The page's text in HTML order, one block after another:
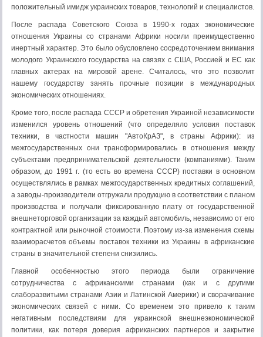
положительный имидж украинских товаров, технологий и специалистов.
После распада Советского Союза в 1990-х годах экономические
отношения Украины со странами Африки носили преимущественно
инертный характер. Это было обусловлено сосредоточением внимания
молодого Украинского государства на связях с США, Россией и ЕС как
главных актерах на мировой арене. Считалось, что это позволит
нашему государству занять прочные позиции в международных
экономических отношениях.
Кроме того, после распада СССР и обретения Украиной независимости
изменился уровень отношений (что определяло условия поставок
техники, в частности машин "АвтоКрАЗ", в страны Африки): из
межгосударственных они трансформировались в отношения между
субъектами предпринимательской деятельности (компаниями). Таким
образом, до 1991 г. (то есть во времена СССР) поставки в основном
осуществлялись в рамках межгосударственных кредитных соглашений,
а заводы-производители отгружали продукцию в соответствии с планом
производства и получали фиксированную плату от государственной
внешнеторговой организации за каждый автомобиль, независимо от его
контрактной или рыночной стоимости. Поэтому из-за изменения схемы
взаиморасчетов объемы поставок техники из Украины в африканские
страны в значительной степени снизились.
Главной особенностью этого периода были ограничение
сотрудничества с африканскими странами (как и с другими
слаборазвитыми странами Азии и Латинской Америки) и сворачивание
экономических связей с ними. Со временем это привело к таким
негативным последствиям для украинской внешнеэкономической
политики, как потеря доверия африканских партнеров и закрытие